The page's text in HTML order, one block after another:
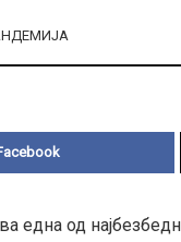
една од